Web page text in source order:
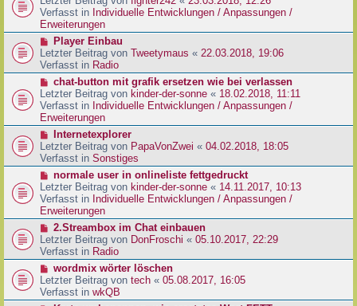
g
e
i
t
a
g
u
e
r
B
e
i
r
a
g
Verfasst in Individuelle Entwicklungen / Anpassungen /
Erweiterungen
N
e
u
e
r
B
e
i
r
a
g
Player Einbau
Letzter Beitrag von Tweetymaus « 22.03.2018, 19:06
Verfasst in Radio
N
e
u
e
r
B
e
i
r
a
g
chat-button mit grafik ersetzen wie bei verlassen
Letzter Beitrag von kinder-der-sonne « 18.02.2018, 11:11
Verfasst in Individuelle Entwicklungen / Anpassungen /
Erweiterungen
N
e
u
e
r
B
e
i
r
a
g
Internetexplorer
Letzter Beitrag von PapaVonZwei « 04.02.2018, 18:05
Verfasst in Sonstiges
N
e
u
e
r
B
e
i
r
a
normale user in onlineliste fettgedruckt
Letzter Beitrag von kinder-der-sonne « 14.11.2017, 10:13
Verfasst in Individuelle Entwicklungen / Anpassungen /
Erweiterungen
N
e
u
e
r
B
e
2.Streambox im Chat einbauen
Letzter Beitrag von DonFroschi « 05.10.2017, 22:29
Verfasst in Radio
N
e
u
e
wordmix wörter löschen
Letzter Beitrag von tech « 05.08.2017, 16:05
Verfasst in wkQB